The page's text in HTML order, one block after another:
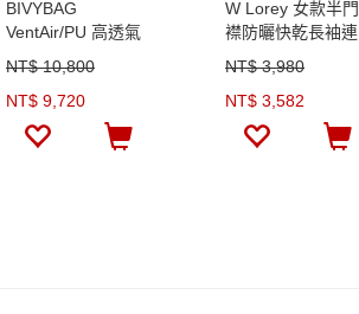
BIVYBAG
VentAir/PU 高透氣
防水露宿袋
NT$ 10,800
NT$ 9,720
W Lorey 女款半門
襟防曬快乾長袖連
帽上衣
NT$ 3,980
NT$ 3,582